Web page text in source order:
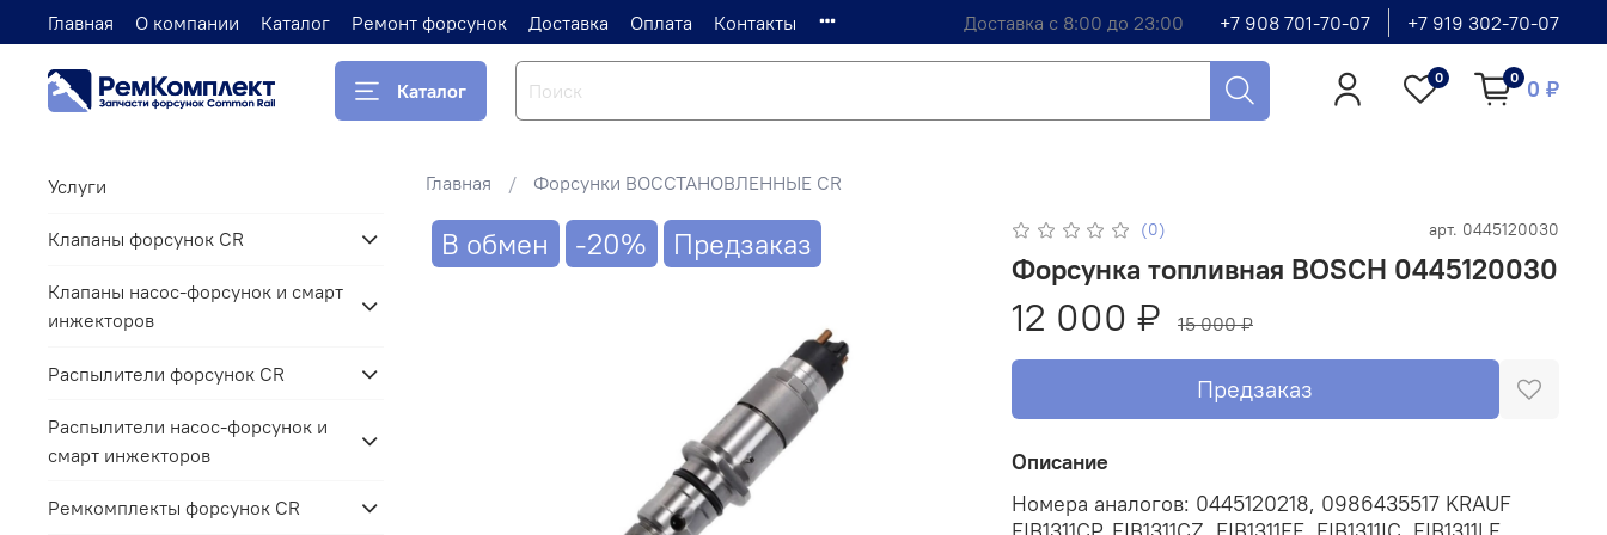
Главная О компании Каталог Ремонт форсунок Доставка Оплата Контакты Доставка с 8:00 до 23:00 +7 908 701-70-07 +7 919 302-70-07
Каталог
0 0 0 ₽
Главная Форсунки ВОССТАНОВЛЕННЫЕ CR
В обмен -20% Предзаказ (0) арт. 0445120030
Форсунка топливная BOSCH 0445120030
12 000 ₽ 15 000 ₽
Предзаказ
Описание
Номера аналогов: 0445120218, 0986435517 KRAUF
Услуги
Клапаны форсунок CR
Клапаны насос-форсунок и смарт
инжекторов
Распылители форсунок CR
Распылители насос-форсунок и
смарт инжекторов
Ремкомплекты форсунок CR